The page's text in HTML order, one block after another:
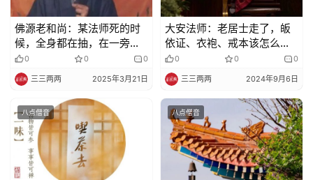
佛源老和尚：某法师死的时
候，全身都在抽，在一旁看
的人都感到很可怕
0 0 0
三三两两 2025年3月21日
大安法师：老居士走了，皈
依证、衣袍、戒本该怎么处
理？
0 0 0
三三两两 2024年9月6日
八点僧音 八点僧音